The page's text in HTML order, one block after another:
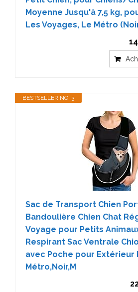
Moyenne Jusqu'à 7,5 kg,
Les Voyages, Le Métro
BESTSELLER NO. 3
Sac de Transport Chien
Bandoulière Chien Chat
Voyage pour Petits
Respirant Sac Ventrale
avec Poche pour Extérieur
Métro,Noir,M